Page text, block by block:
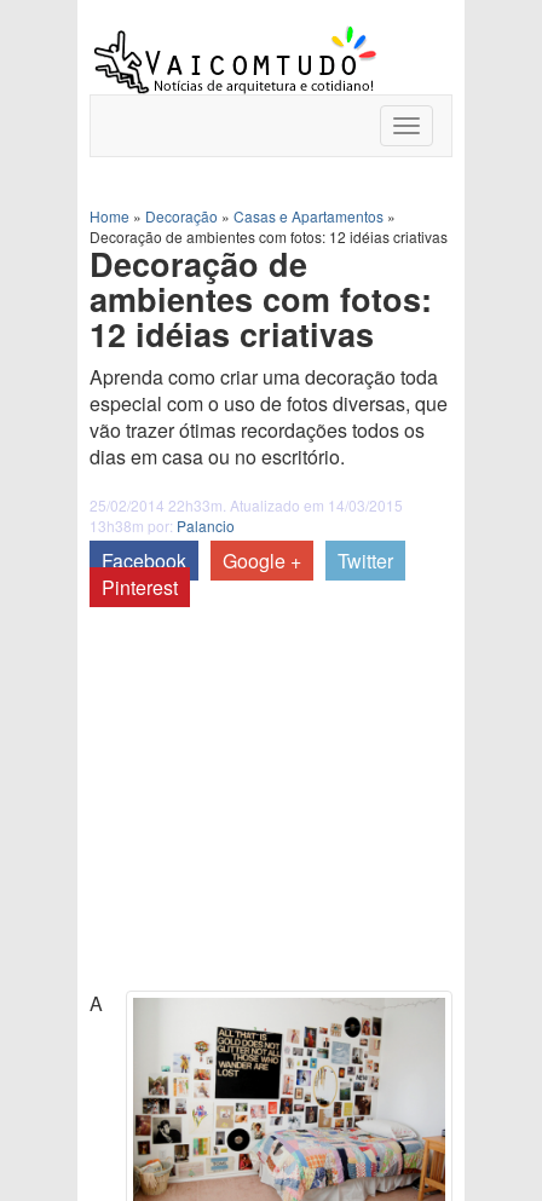
Toggle
navigation
Home » Decoração » Casas e Apartamentos »
Decoração de ambientes com fotos: 12 idéias criativas
Decoração de
ambientes com fotos:
12 idéias criativas
Aprenda como criar uma decoração toda
especial com o uso de fotos diversas, que
vão trazer ótimas recordações todos os
dias em casa ou no escritório.
25/02/2014 22h33m. Atualizado em 14/03/2015
13h38m por: Palancio
Facebook Google +
Twitter
Pinterest
A